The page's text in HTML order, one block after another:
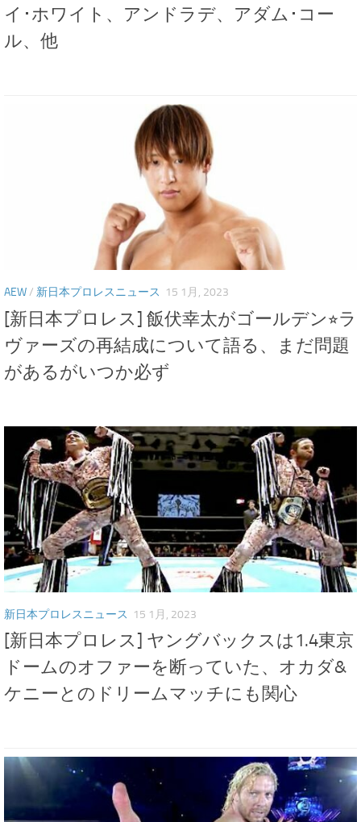
イ･ホワイト、アンドラデ、アダム･コー
ル、他
AEW/ 新日本プロレスニュース 15 1月, 2023
[新日本プロレス] 飯伏幸太がゴールデン⭐︎ラ
ヴァーズの再結成について語る、まだ問題
があるがいつか必ず
新日本プロレスニュース 15 1月, 2023
[新日本プロレス] ヤングバックスは1.4東京
ドームのオファーを断っていた、オカダ&
ケニーとのドリームマッチにも関心